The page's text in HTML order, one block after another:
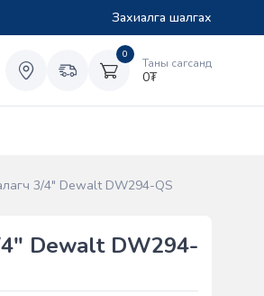
Захиалга шалгах
0
Таны сагсанд
0₮
3/4" Dewalt DW294-QS
Dewalt DW294-